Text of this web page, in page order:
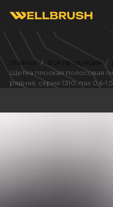
Главная Вся продукция
Щетка плоская полосовая
рядная, серия 1310, паз 0,6-